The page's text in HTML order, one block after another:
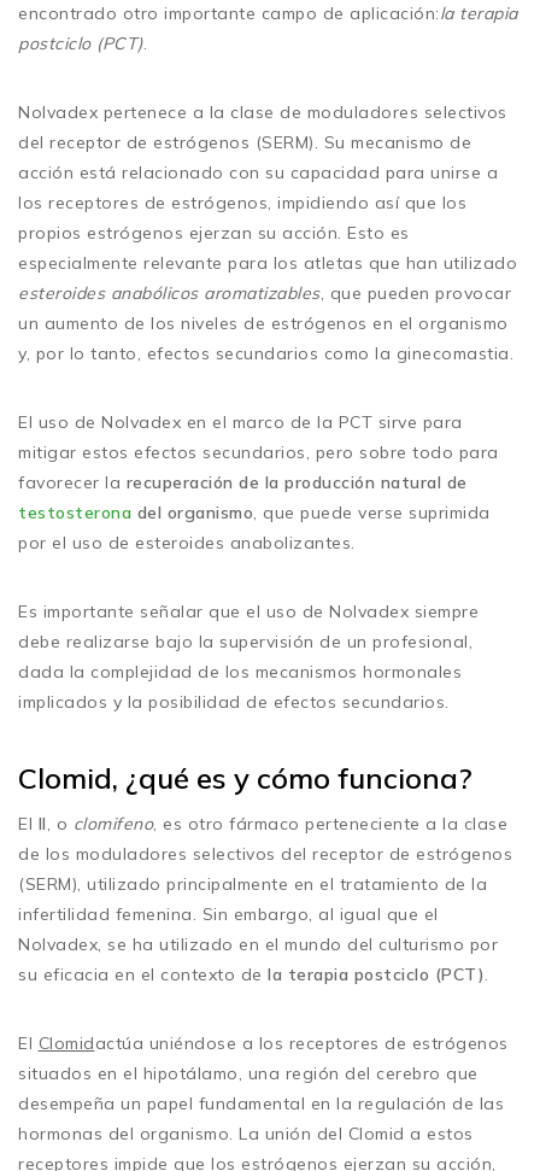
encontrado otro importante campo de aplicación:la terapia
postciclo (PCT).
Nolvadex pertenece a la clase de moduladores selectivos
del receptor de estrógenos (SERM). Su mecanismo de
acción está relacionado con su capacidad para unirse a
los receptores de estrógenos, impidiendo así que los
propios estrógenos ejerzan su acción. Esto es
especialmente relevante para los atletas que han utilizado
esteroides anabólicos aromatizables, que pueden provocar
un aumento de los niveles de estrógenos en el organismo
y, por lo tanto, efectos secundarios como la ginecomastia.
El uso de Nolvadex en el marco de la PCT sirve para
mitigar estos efectos secundarios, pero sobre todo para
favorecer la recuperación de la producción natural de
testosterona del organismo , que puede verse suprimida
por el uso de esteroides anabolizantes.
Es importante señalar que el uso de Nolvadex siempre
debe realizarse bajo la supervisión de un profesional,
dada la complejidad de los mecanismos hormonales
implicados y la posibilidad de efectos secundarios.
Clomid, ¿qué es y cómo funciona?
El Il , o clomifeno, es otro fármaco perteneciente a la clase
de los moduladores selectivos del receptor de estrógenos
(SERM), utilizado principalmente en el tratamiento de la
infertilidad femenina. Sin embargo, al igual que el
Nolvadex, se ha utilizado en el mundo del culturismo por
su eficacia en el contexto de la terapia postciclo (PCT)
El Clomidactúa uniéndose a los receptores de estrógenos
situados en el hipotálamo, una región del cerebro que
desempeña un papel fundamental en la regulación de las
hormonas del organismo. La unión del Clomid a estos
receptores impide que los estrógenos ejerzan su acción,